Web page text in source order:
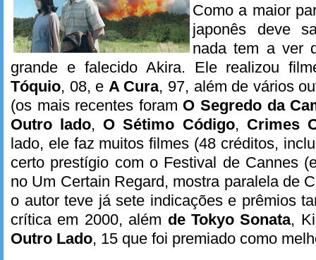
Como a maior
japonês deve
nada tem a ver
grande e falecido Akira. Ele realizou
Tóquio, 08, e A Cura, 97, além de vários
(os mais recentes foram O Segredo da
Outro lado, O Sétimo Código, Crimes
lado, ele faz muitos filmes (48 créditos,
certo prestígio com o Festival de Cannes
no Um Certain Regard, mostra paralela de
o autor teve já sete indicações e prêmios
crítica em 2000, além de Tokyo Sonata,
Outro Lado, 15 que foi premiado como